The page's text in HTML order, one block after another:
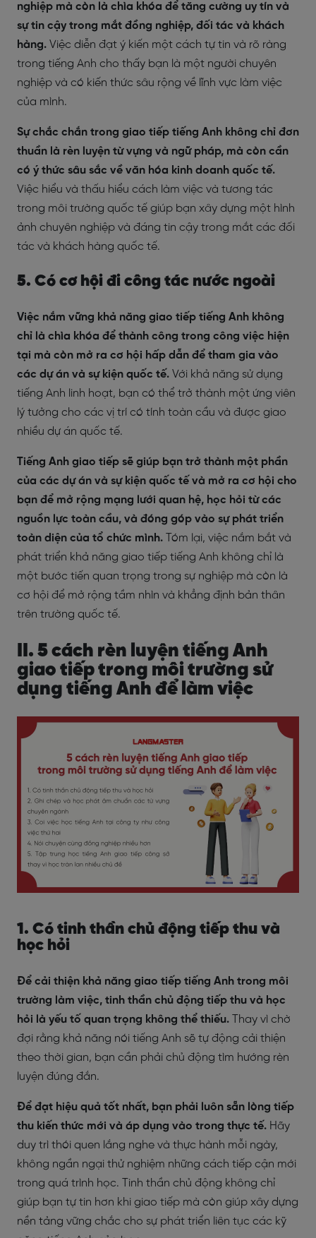
nghiệp mà còn là chìa khóa để tăng cường uy tín và
sự tin cậy trong mắt đồng nghiệp, đối tác và khách
hàng. Việc diễn đạt ý kiến một cách tự tin và rõ ràng
trong tiếng Anh cho thấy bạn là một người chuyên
nghiệp và có kiến thức sâu rộng về lĩnh vực làm việc
của mình.
Sự chắc chắn trong giao tiếp tiếng Anh không chỉ đơn
thuần là rèn luyện từ vựng và ngữ pháp, mà còn cần
có ý thức sâu sắc về văn hóa kinh doanh quốc tế.
Việc hiểu và thấu hiểu cách làm việc và tương tác
trong môi trường quốc tế giúp bạn xây dựng một hình
ảnh chuyên nghiệp và đáng tin cậy trong mắt các đối
tác và khách hàng quốc tế.
5. Có cơ hội đi công tác nước ngoài
Việc nắm vững khả năng giao tiếp tiếng Anh không
chỉ là chìa khóa để thành công trong công việc hiện
tại mà còn mở ra cơ hội hấp dẫn để tham gia vào
các dự án và sự kiện quốc tế. Với khả năng sử dụng
tiếng Anh linh hoạt, bạn có thể trở thành một ứng viên
lý tưởng cho các vị trí có tính toàn cầu và được giao
nhiều dự án quốc tế.
Tiếng Anh giao tiếp sẽ giúp bạn trở thành một phần
của các dự án và sự kiện quốc tế và mở ra cơ hội cho
bạn để mở rộng mạng lưới quan hệ, học hỏi từ các
nguồn lực toàn cầu, và đóng góp vào sự phát triển
toàn diện của tổ chức mình. Tóm lại, việc nắm bắt và
phát triển khả năng giao tiếp tiếng Anh không chỉ là
một bước tiến quan trọng trong sự nghiệp mà còn là
cơ hội để mở rộng tầm nhìn và khẳng định bản thân
trên trường quốc tế.
II. 5 cách rèn luyện tiếng Anh
giao tiếp trong môi trường sử
dụng tiếng Anh để làm việc
1. Có tinh thần chủ động tiếp thu và
học hỏi
Để cải thiện khả năng giao tiếp tiếng Anh trong môi
trường làm việc, tinh thần chủ động tiếp thu và học
hỏi là yếu tố quan trọng không thể thiếu.
Thay vì chờ
đợi rằng khả năng nói tiếng Anh sẽ tự động cải thiện
theo thời gian, bạn cần phải chủ động tìm hướng rèn
luyện đúng đắn.
Để đạt hiệu quả tốt nhất, bạn phải luôn sẵn lòng tiếp
thu kiến thức mới và áp dụng vào trong thực tế. Hãy
duy trì thói quen lắng nghe và thực hành mỗi ngày,
không ngần ngại thử nghiệm những cách tiếp cận mới
trong quá trình học. Tinh thần chủ động không chỉ
giúp bạn tự tin hơn khi giao tiếp mà còn giúp xây dựng
nền tảng vững chắc cho sự phát triển liên tục các kỹ